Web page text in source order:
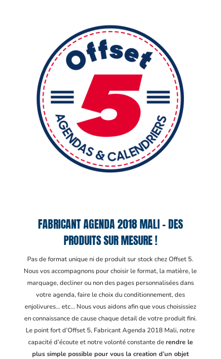
FABRICANT AGENDA 2018 MALI – DES
PRODUITS SUR MESURE !
Pas de format unique ni de produit sur stock chez Offset 5.
Nous vos accompagnons pour choisir le format, la matière, le
marquage, decliner ou non des pages personnalisées dans
votre agenda, faire le choix du conditionnement, des
enjolivures… etc… Nous vous aidons afin que vous choisissiez
en connaissance de cause chaque detail de votre produit fini.
Le point fort d’Offset 5, Fabricant Agenda 2018 Mali, notre
capacité d’écoute et notre volonté constante derendre le
plus simple possible pour vous la creation d’un objet